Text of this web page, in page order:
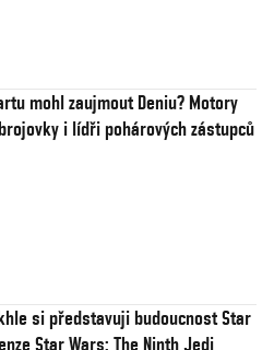
mohl zaujmout Deniu? Motory
i lídři pohárových zástupců
si představuji budoucnost Star
Star Wars: The Ninth Jedi